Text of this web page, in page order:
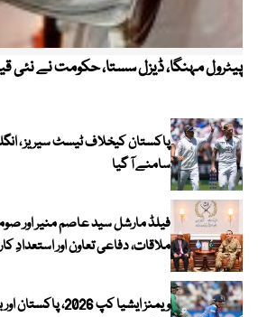
پیٹرول مہنگا، ڈیزل سستا، حکومت نے نئی
سامنے آ گیا
فیلڈ مارشل سید عاصم منیر اور
ملاقات، دفاعی تعاون اور استعدادِ
ویمنز ایشیا کپ